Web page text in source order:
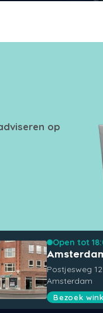
op
Open tot
Postjesweg 12
Amsterdam
Bezoek